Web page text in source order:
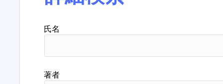
氏名
著者